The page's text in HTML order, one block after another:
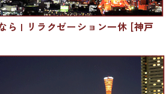
ら | リラクゼーション一休 [神戸